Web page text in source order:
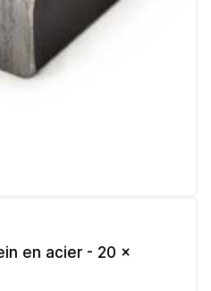
en acier - 20 x